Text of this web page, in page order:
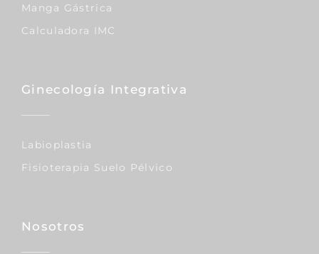
Manga Gástrica
Calculadora IMC
Ginecología Integrativa
Labioplastia
Fisioterapia Suelo Pélvico
Nosotros